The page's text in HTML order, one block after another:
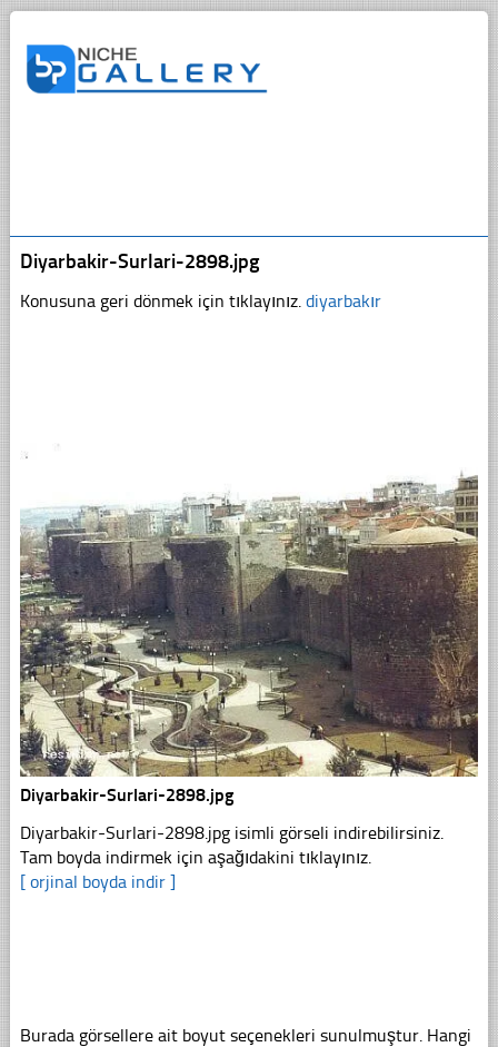
Diyarbakir-Surlari-2898.jpg
Konusuna geri dönmek için tıklayınız. diyarbakır
Diyarbakir-Surlari-2898.jpg
Diyarbakir-Surlari-2898.jpg isimli görseli indirebilirsiniz.
Tam boyda indirmek için aşağıdakini tıklayınız.
[ orjinal boyda indir ]
Burada görsellere ait boyut seçenekleri sunulmuştur. Hangi